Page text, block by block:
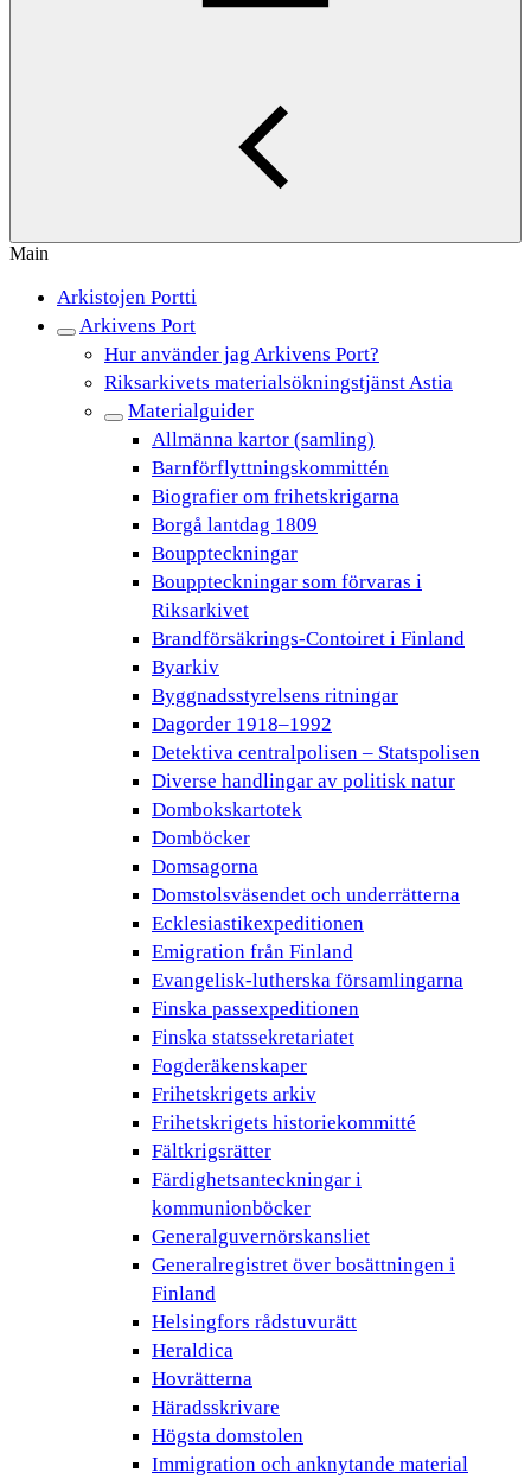
Main
Arkistojen Portti
Arkivens Port
Hur använder jag Arkivens Port?
Riksarkivets materialsökningstjänst Astia
Materialguider
Allmänna kartor (samling)
Barnförflyttningskommittén
Biografier om frihetskrigarna
Borgå lantdag 1809
Bouppteckningar
Bouppteckningar som förvaras i
Riksarkivet
Brandförsäkrings-Contoiret i Finland
Byarkiv
Byggnadsstyrelsens ritningar
Dagorder 1918–1992
Detektiva centralpolisen – Statspolisen
Diverse handlingar av politisk natur
Dombokskartotek
Domböcker
Domsagorna
Domstolsväsendet och underrätterna
Ecklesiastikexpeditionen
Emigration från Finland
Evangelisk-lutherska församlingarna
Finska passexpeditionen
Finska statssekretariatet
Fogderäkenskaper
Frihetskrigets arkiv
Frihetskrigets historiekommitté
Fältkrigsrätter
Färdighetsanteckningar i
kommunionböcker
Generalguvernörskansliet
Generalregistret över bosättningen i
Finland
Helsingfors rådstuvurätt
Heraldica
Hovrätterna
Häradsskrivare
Högsta domstolen
Immigration och anknytande material